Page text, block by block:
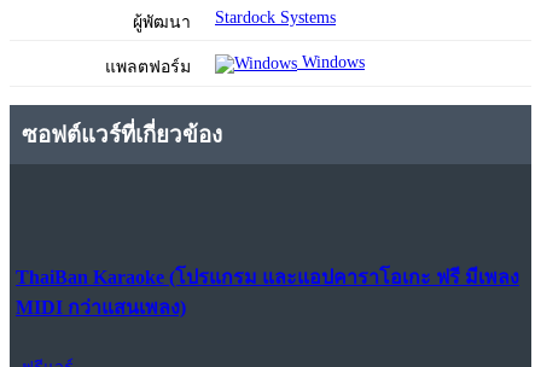
ผู้พัฒนา Stardock Systems
แพลตฟอร์ม Windows
ซอฟต์แวร์ที่เกี่ยวข้อง
ThaiBan Karaoke (โปรแกรม และแอปคาราโอเกะ ฟรี มีเพลง
MIDI กว่าแสนเพลง)